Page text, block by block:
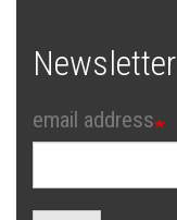
Newsletter
email address